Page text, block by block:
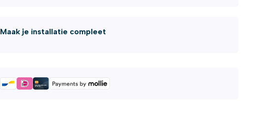
Maak je installatie compleet